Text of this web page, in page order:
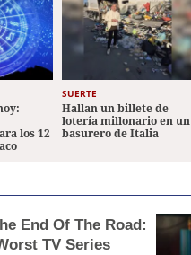
los 12
SUERTE
Hallan un billete de
lotería millonario en un
basurero de Italia
End Of The Road:
TV Series